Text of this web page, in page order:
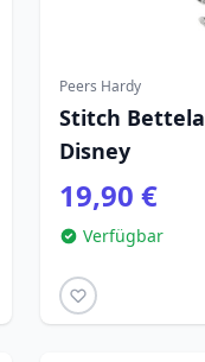
Peers Hardy
Stitch
Disney
19,90 €
Verfügbar